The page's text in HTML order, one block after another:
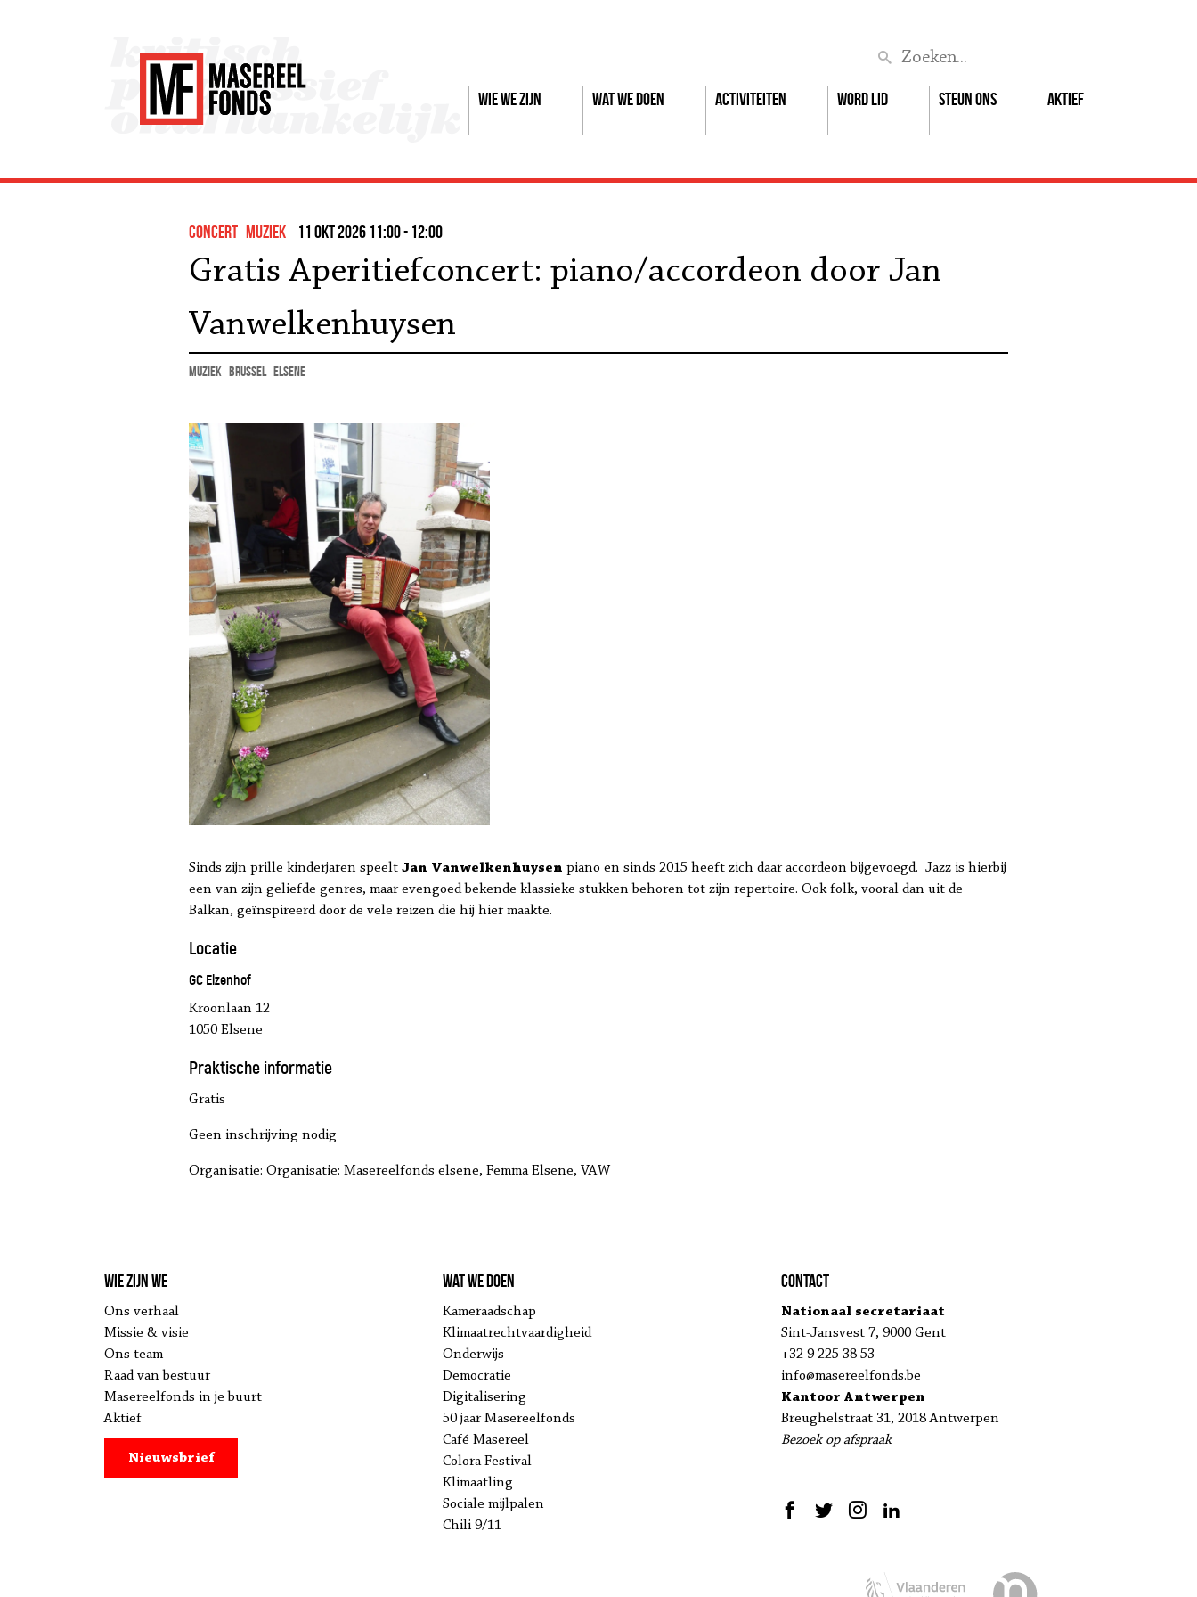
Wie we zijn Wat we doen Activiteiten Word lid Steun ons Aktief
concert muziek 11 okt 2026 11:00 - 12:00
Gratis Aperitiefconcert: piano/accordeon door Jan
Vanwelkenhuysen
muziek Brussel Elsene
Sinds zijn prille kinderjaren speelt Jan Vanwelkenhuysen piano en sinds 2015 heeft zich daar accordeon bijgevoegd. Jazz is hierbij
een van zijn geliefde genres, maar evengoed bekende klassieke stukken behoren tot zijn repertoire. Ook folk, vooral dan uit de
Balkan, geïnspireerd door de vele reizen die hij hier maakte.
Locatie
GC Elzenhof
Kroonlaan 12
1050 Elsene
Praktische informatie
Gratis
Geen inschrijving nodig
Organisatie: Organisatie: Masereelfonds elsene, Femma Elsene, VAW
Wie zijn we
Ons verhaal
Missie & visie
Ons team
Raad van bestuur
Masereelfonds in je buurt
Aktief
Nieuwsbrief
Wat we doen
Kameraadschap
Klimaatrechtvaardigheid
Onderwijs
Democratie
Digitalisering
50 jaar Masereelfonds
Café Masereel
Colora Festival
Klimaatling
Sociale mijlpalen
Chili 9/11
Contact
Nationaal secretariaat
Sint-Jansvest 7, 9000 Gent
+32 9 225 38 53
info@masereelfonds.be
Kantoor Antwerpen
Breughelstraat 31, 2018 Antwerpen
Bezoek op afspraak